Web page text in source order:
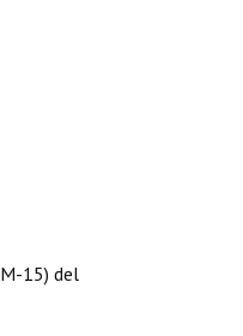
15) del